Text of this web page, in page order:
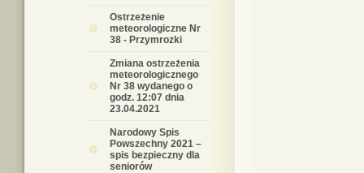
Ostrzeżenie
meteorologiczne Nr
38 - Przymrozki
Zmiana ostrzeżenia
meteorologicznego
Nr 38 wydanego o
godz. 12:07 dnia
23.04.2021
Narodowy Spis
Powszechny 2021 –
spis bezpieczny dla
seniorów